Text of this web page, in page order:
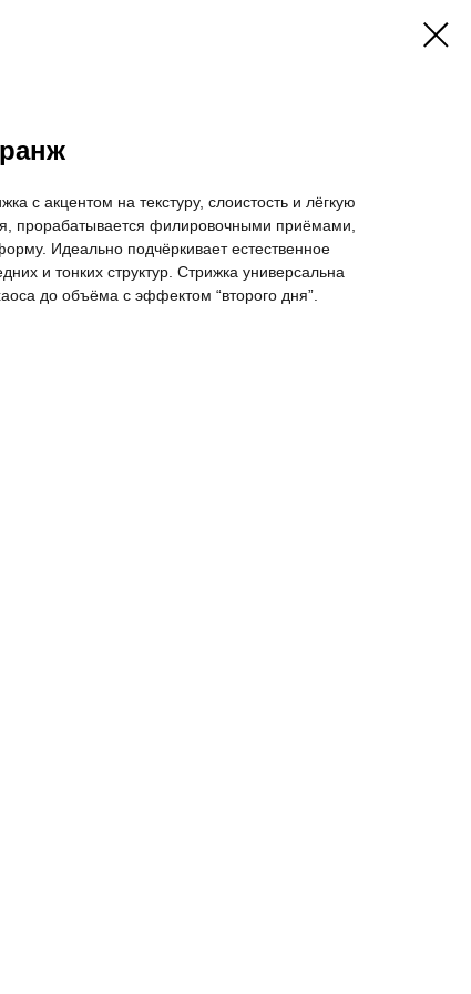
с акцентом на текстуру, слоистость и лёгкую
прорабатывается филировочными приёмами,
Идеально подчёркивает естественное
и тонких структур. Стрижка универсальна
до объёма с эффектом “второго дня”.